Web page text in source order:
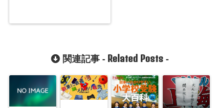
関連記事 - Related Posts-